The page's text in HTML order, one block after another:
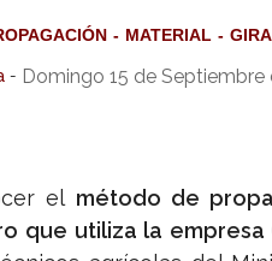
MATERIAL
- Domingo 15 de Septiembre
elmétodo de
que utiliza la